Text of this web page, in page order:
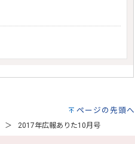
ページの先頭へ
2017年広報ありた10月号